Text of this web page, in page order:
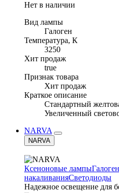
Нет в наличии
Вид лампы
Галоген
Температура, К
3250
Хит продаж
true
Признак товара
Хит продаж
Краткое описание
Стандартный
Увеличенный
NARVA
NARVA
Ксеноновые лампы
накаливанияСветодиоды
Надежное освещение для